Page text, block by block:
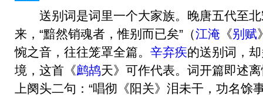
送别词是词里一个大家族。晚唐五代至北
来，“黯然销魂者，惟别而已矣”（江淹 《别赋
惋之音，往往笼罩全篇。 辛弃疾的送别词，
境，这首《鹧鸪天》可作代表。词开篇即述
上阕头二句：“唱彻《阳关》泪未干，功名馀